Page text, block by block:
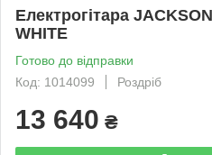
Електрогітара
WHITE
Готово до відправки
Код: 1014099
Роздріб
13 640 ₴